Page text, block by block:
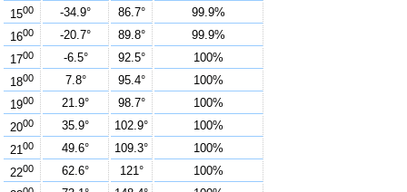
1500 -34.9° 86.7°
99.9%
1600 -20.7° 89.8°
99.9%
1700 -6.5° 92.5°
100%
1800 7.8° 95.4°
100%
1900 21.9° 98.7°
100%
2000 35.9° 102.9°
100%
2100 49.6° 109.3°
100%
2200 62.6° 121°
100%